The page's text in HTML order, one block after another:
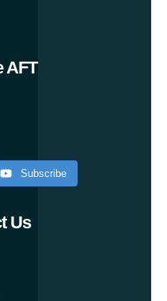
AFT
Subscribe
Us